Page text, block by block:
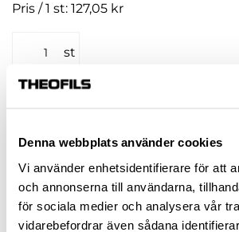
Denna webbplats använder cookies
Vi använder enhetsidentifierare för att
och annonserna till användarna,
för sociala medier och analysera vår
vidarebefordrar även sådana
Pris / 1 st: 127,05 kr
st
Jönköping huvudlager Finns i
Jönköping butik Slut i
Malmö butik Slut i
Stockholm butik Finns i